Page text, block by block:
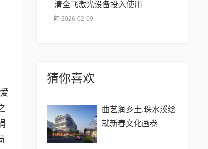
清全飞激光设备投入使用
2026-02-09
猜你喜欢
曲艺润乡土,珠水溪绘
就新春文化画卷